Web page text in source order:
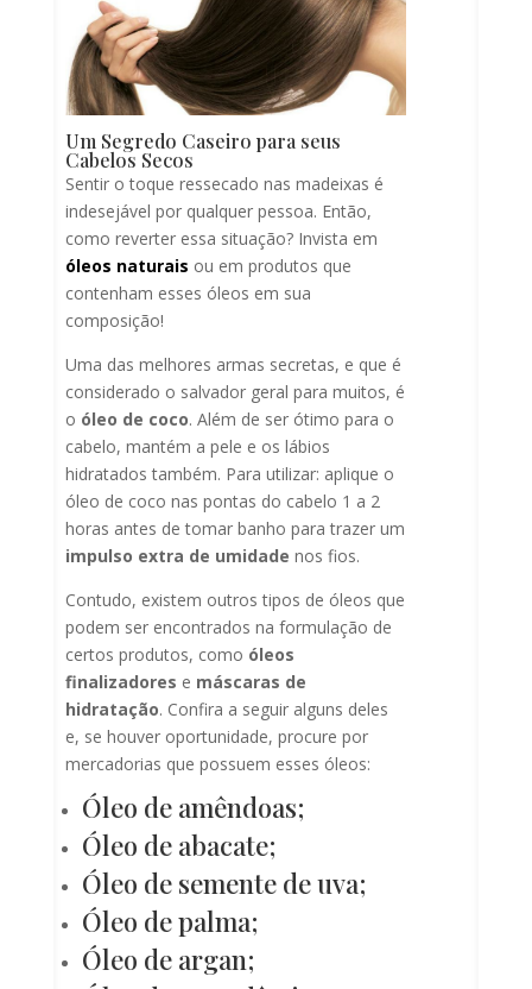
Um Segredo Caseiro para seus
Cabelos Secos
Sentir o toque ressecado nas madeixas é
indesejável por qualquer pessoa. Então,
como reverter essa situação? Invista em
óleos naturais ou em produtos que
contenham esses óleos em sua
composição!
Uma das melhores armas secretas, e que é
considerado o salvador geral para muitos, é
o óleo de coco. Além de ser ótimo para o
cabelo, mantém a pele e os lábios
hidratados também. Para utilizar: aplique o
óleo de coco nas pontas do cabelo 1 a 2
horas antes de tomar banho para trazer um
impulso extra de umidade nos fios.
Contudo, existem outros tipos de óleos que
podem ser encontrados na formulação de
certos produtos, como óleos
finalizadores e máscaras de
hidratação. Confira a seguir alguns deles
e, se houver oportunidade, procure por
mercadorias que possuem esses óleos:
Óleo de amêndoas;
Óleo de abacate;
Óleo de semente de uva;
Óleo de palma;
Óleo de argan;